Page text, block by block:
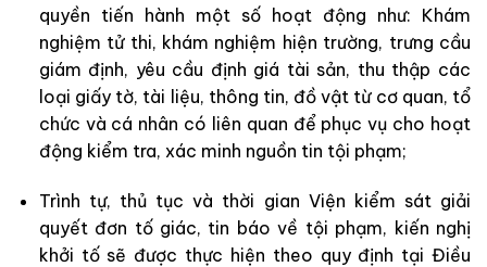
quyền tiến hành một số hoạt động như: Khám
nghiệm tử thi, khám nghiệm hiện trường, trưng cầu
giám định, yêu cầu định giá tài sản, thu thập các
loại giấy tờ, tài liệu, thông tin, đồ vật từ cơ quan, tổ
chức và cá nhân có liên quan để phục vụ cho hoạt
động kiểm tra, xác minh nguồn tin tội phạm;
Trình tự, thủ tục và thời gian Viện kiểm sát giải
quyết đơn tố giác, tin báo về tội phạm, kiến nghị
khởi tố sẽ được thực hiện theo quy định tại Điều